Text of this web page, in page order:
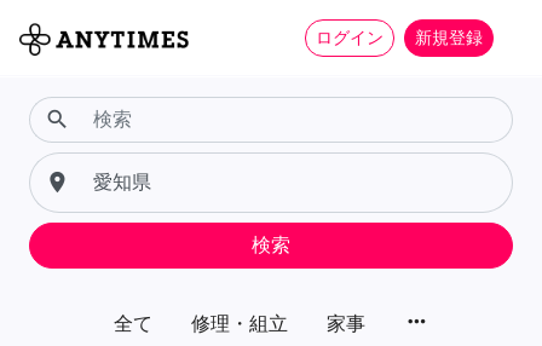
ログイン 新規登録
全て 修理・組立 家事 more_horiz
search
place
検索